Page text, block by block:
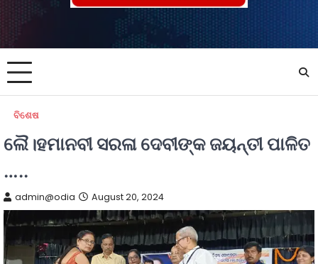
ବିଶେଷ
ଲୈ।ହମାନବୀ ସରଳା ଦେବୀଙ୍କ ଜୟନ୍ତୀ ପାଳିତ
…..
admin@odia August 20, 2024